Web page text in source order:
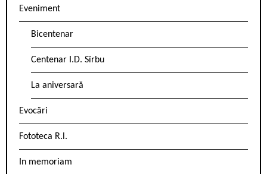
Eveniment
Bicentenar
Centenar I.D. Sîrbu
La aniversară
Evocări
Fototeca R.l.
In memoriam